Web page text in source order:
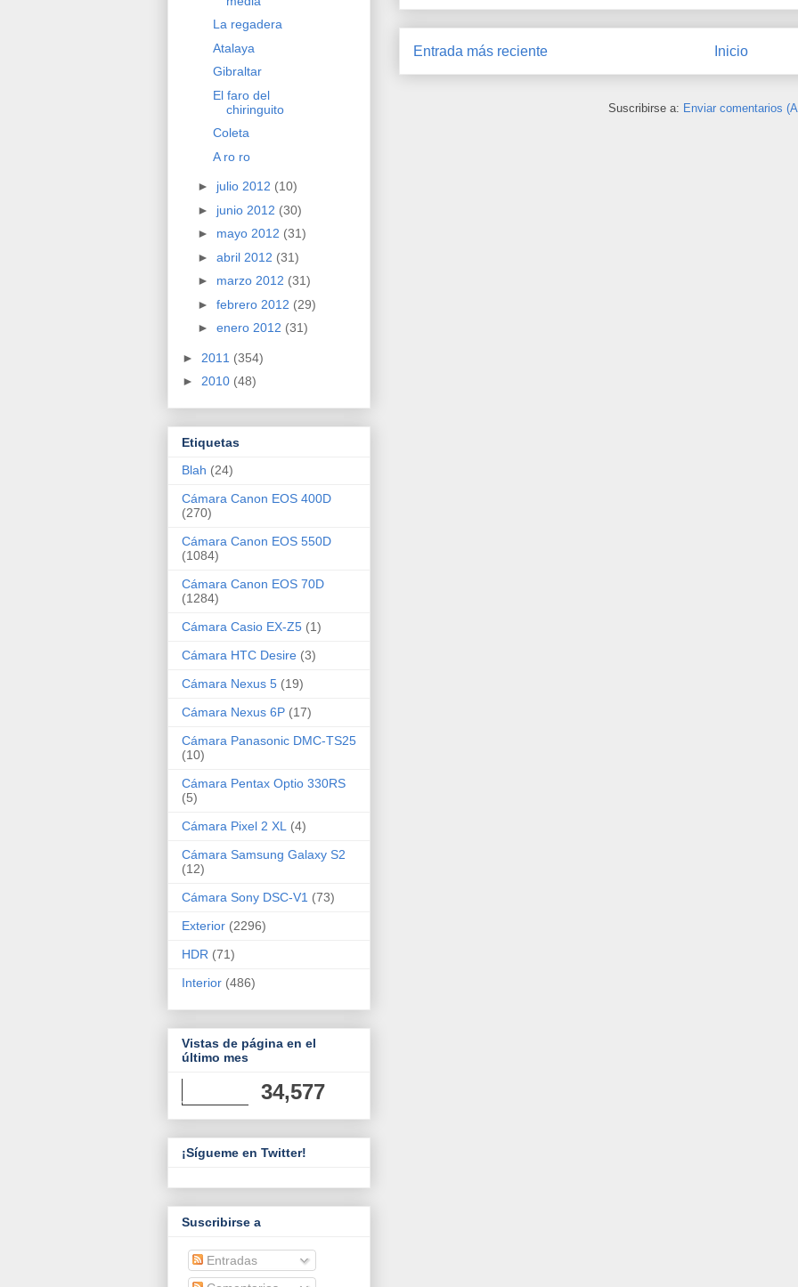
Entrada más reciente Inicio
Suscribirse a: Enviar comentarios
La regadera
Atalaya
Gibraltar
El faro del
chiringuito
Coleta
A ro ro
► julio 2012 (10)
► junio 2012 (30)
► mayo 2012 (31)
► abril 2012 (31)
► marzo 2012 (31)
► febrero 2012 (29)
► enero 2012 (31)
► 2011 (354)
► 2010 (48)
Etiquetas
Blah (24)
Cámara Canon EOS 400D
(270)
Cámara Canon EOS 550D
(1084)
Cámara Canon EOS 70D
(1284)
Cámara Casio EX-Z5 (1)
Cámara HTC Desire (3)
Cámara Nexus 5 (19)
Cámara Nexus 6P (17)
Cámara Panasonic DMC-TS25
(10)
Cámara Pentax Optio 330RS
(5)
Cámara Pixel 2 XL
(4)
Cámara Samsung Galaxy S2
(12)
Cámara Sony DSC-V1 (73)
Exterior (2296)
HDR (71)
Interior (486)
Vistas de página en el
último mes
34,577
¡Sígueme en Twitter!
Suscribirse a
Entradas